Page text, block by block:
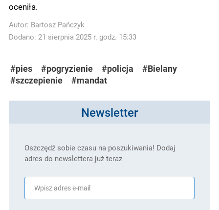
oceniła.
Autor: Bartosz Pańczyk
Dodano: 21 sierpnia 2025 r. godz. 15:33
#pies #pogryzienie #policja
#Bielany
#szczepienie
#mandat
Newsletter
Oszczędź sobie czasu na poszukiwania! Dodaj
adres do newslettera już teraz